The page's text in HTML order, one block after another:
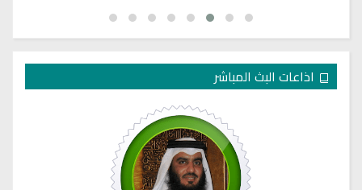
اذاعات البث المباشر